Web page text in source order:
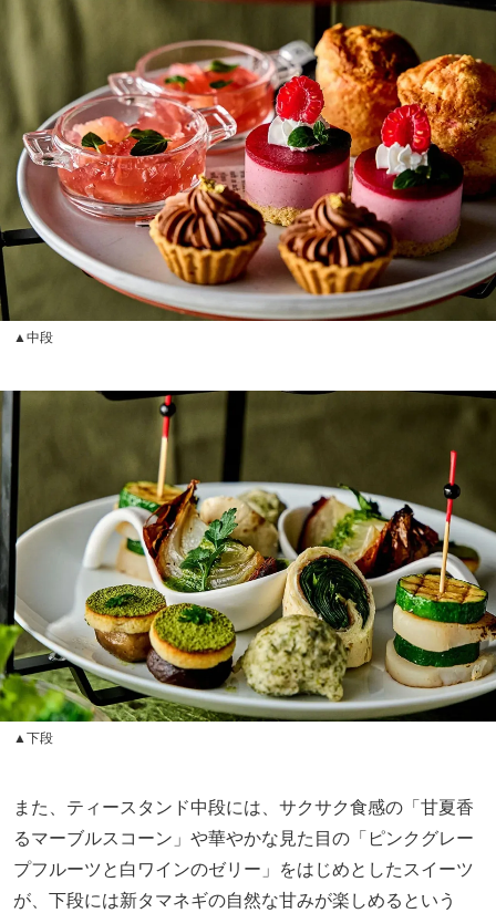
▲中段
▲下段
また、ティースタンド中段には、サクサク食感の「甘夏香
るマーブルスコーン」や華やかな見た目の「ピンクグレー
プフルーツと白ワインのゼリー」をはじめとしたスイーツ
が、下段には新タマネギの自然な甘みが楽しめるという